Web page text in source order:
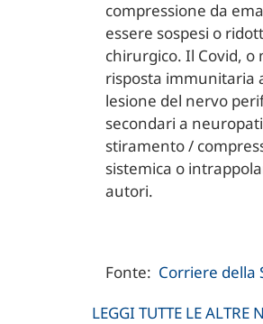
compressione da
essere sospesi o
chirurgico. Il Covid, o
risposta immunitaria
lesione del nervo
secondari a
stiramento /
sistemica o
autori.
Fonte: Corriere della
LEGGI TUTTE LE ALTRE